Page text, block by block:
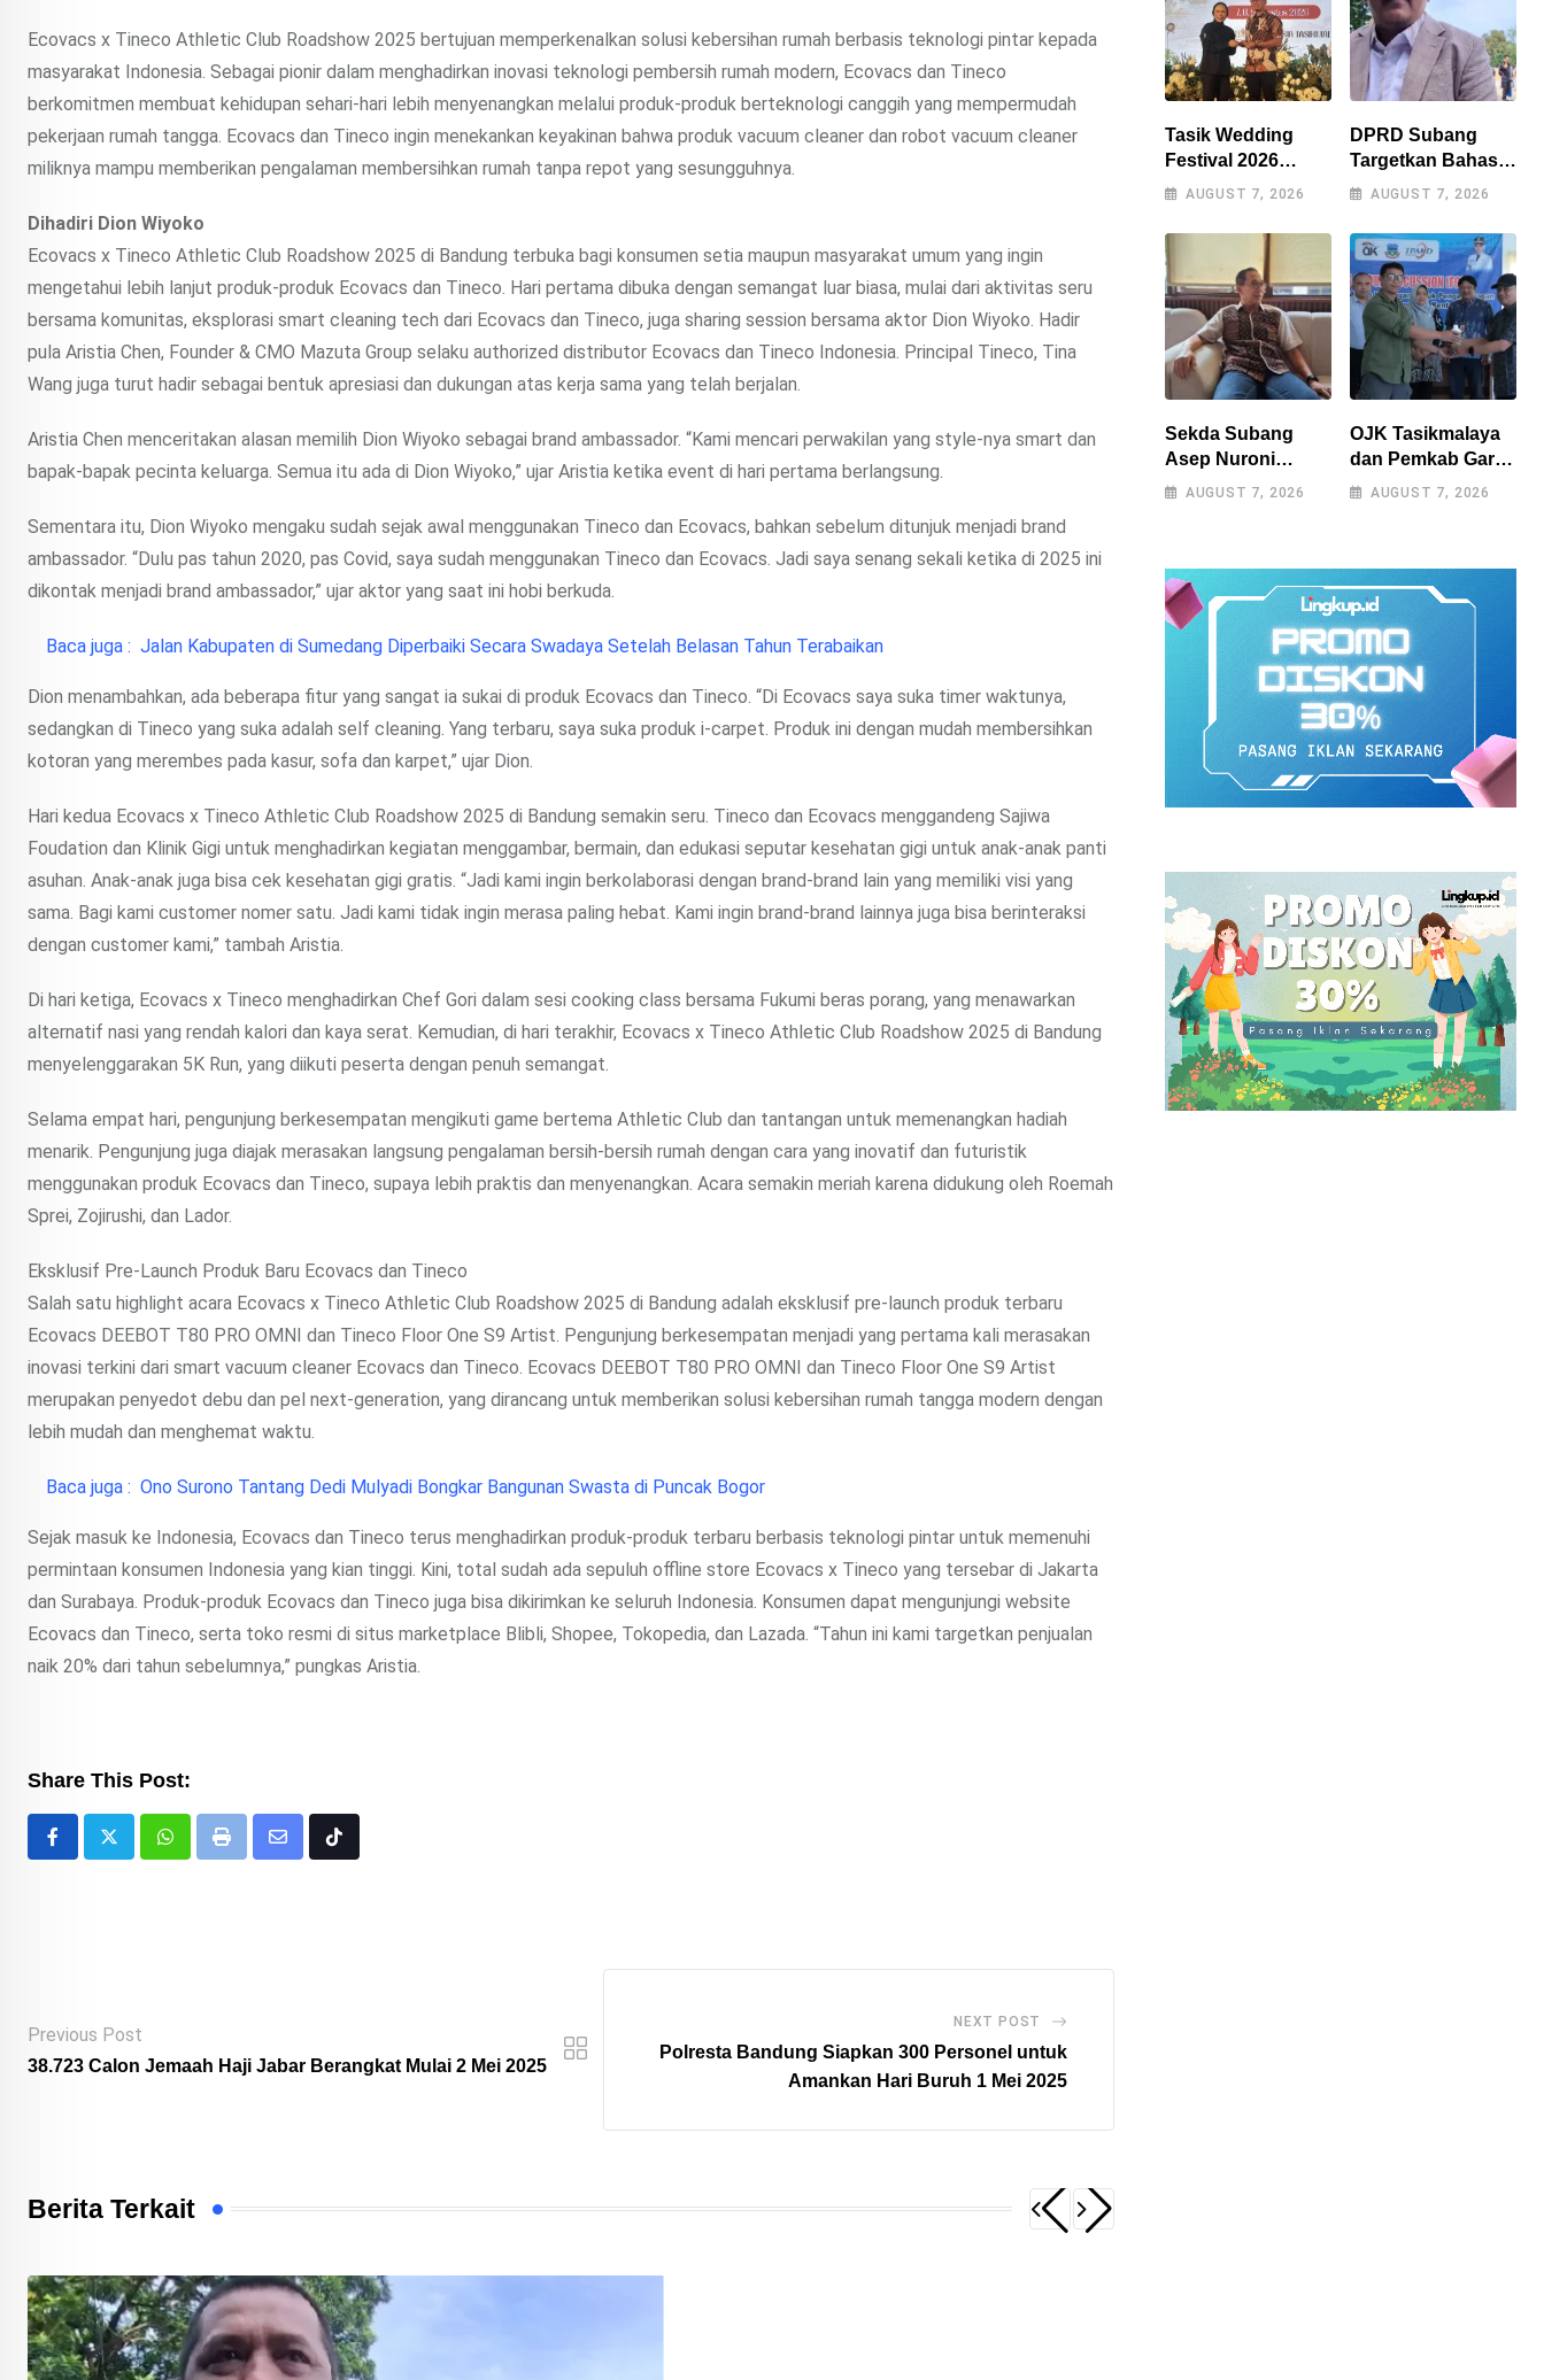
Ecovacs x Tineco Athletic Club Roadshow 2025 bertujuan memperkenalkan solusi kebersihan rumah berbasis teknologi pintar kepada
masyarakat Indonesia. Sebagai pionir dalam menghadirkan inovasi teknologi pembersih rumah modern, Ecovacs dan Tineco
berkomitmen membuat kehidupan sehari-hari lebih menyenangkan melalui produk-produk berteknologi canggih yang mempermudah
pekerjaan rumah tangga. Ecovacs dan Tineco ingin menekankan keyakinan bahwa produk vacuum cleaner dan robot vacuum cleaner
miliknya mampu memberikan pengalaman membersihkan rumah tanpa repot yang sesungguhnya.
Dihadiri Dion Wiyoko
Ecovacs x Tineco Athletic Club Roadshow 2025 di Bandung terbuka bagi konsumen setia maupun masyarakat umum yang ingin
mengetahui lebih lanjut produk-produk Ecovacs dan Tineco. Hari pertama dibuka dengan semangat luar biasa, mulai dari aktivitas seru
bersama komunitas, eksplorasi smart cleaning tech dari Ecovacs dan Tineco, juga sharing session bersama aktor Dion Wiyoko. Hadir
pula Aristia Chen, Founder & CMO Mazuta Group selaku authorized distributor Ecovacs dan Tineco Indonesia. Principal Tineco, Tina
Wang juga turut hadir sebagai bentuk apresiasi dan dukungan atas kerja sama yang telah berjalan.
Aristia Chen menceritakan alasan memilih Dion Wiyoko sebagai brand ambassador. “Kami mencari perwakilan yang style-nya smart dan
bapak-bapak pecinta keluarga. Semua itu ada di Dion Wiyoko,” ujar Aristia ketika event di hari pertama berlangsung.
Sementara itu, Dion Wiyoko mengaku sudah sejak awal menggunakan Tineco dan Ecovacs, bahkan sebelum ditunjuk menjadi brand
ambassador. “Dulu pas tahun 2020, pas Covid, saya sudah menggunakan Tineco dan Ecovacs. Jadi saya senang sekali ketika di 2025 ini
dikontak menjadi brand ambassador,” ujar aktor yang saat ini hobi berkuda.
Baca juga : Jalan Kabupaten di Sumedang Diperbaiki Secara Swadaya Setelah Belasan Tahun Terabaikan
Dion menambahkan, ada beberapa fitur yang sangat ia sukai di produk Ecovacs dan Tineco. “Di Ecovacs saya suka timer waktunya,
sedangkan di Tineco yang suka adalah self cleaning. Yang terbaru, saya suka produk i-carpet. Produk ini dengan mudah membersihkan
kotoran yang merembes pada kasur, sofa dan karpet,” ujar Dion.
Hari kedua Ecovacs x Tineco Athletic Club Roadshow 2025 di Bandung semakin seru. Tineco dan Ecovacs menggandeng Sajiwa
Foudation dan Klinik Gigi untuk menghadirkan kegiatan menggambar, bermain, dan edukasi seputar kesehatan gigi untuk anak-anak panti
asuhan. Anak-anak juga bisa cek kesehatan gigi gratis. “Jadi kami ingin berkolaborasi dengan brand-brand lain yang memiliki visi yang
sama. Bagi kami customer nomer satu. Jadi kami tidak ingin merasa paling hebat. Kami ingin brand-brand lainnya juga bisa berinteraksi
dengan customer kami,” tambah Aristia.
Di hari ketiga, Ecovacs x Tineco menghadirkan Chef Gori dalam sesi cooking class bersama Fukumi beras porang, yang menawarkan
alternatif nasi yang rendah kalori dan kaya serat. Kemudian, di hari terakhir, Ecovacs x Tineco Athletic Club Roadshow 2025 di Bandung
menyelenggarakan 5K Run, yang diikuti peserta dengan penuh semangat.
Selama empat hari, pengunjung berkesempatan mengikuti game bertema Athletic Club dan tantangan untuk memenangkan hadiah
menarik. Pengunjung juga diajak merasakan langsung pengalaman bersih-bersih rumah dengan cara yang inovatif dan futuristik
menggunakan produk Ecovacs dan Tineco, supaya lebih praktis dan menyenangkan. Acara semakin meriah karena didukung oleh Roemah
Sprei, Zojirushi, dan Lador.
Eksklusif Pre-Launch Produk Baru Ecovacs dan Tineco
Salah satu highlight acara Ecovacs x Tineco Athletic Club Roadshow 2025 di Bandung adalah eksklusif pre-launch produk terbaru
Ecovacs DEEBOT T80 PRO OMNI dan Tineco Floor One S9 Artist. Pengunjung berkesempatan menjadi yang pertama kali merasakan
inovasi terkini dari smart vacuum cleaner Ecovacs dan Tineco. Ecovacs DEEBOT T80 PRO OMNI dan Tineco Floor One S9 Artist
merupakan penyedot debu dan pel next-generation, yang dirancang untuk memberikan solusi kebersihan rumah tangga modern dengan
lebih mudah dan menghemat waktu.
Baca juga : Ono Surono Tantang Dedi Mulyadi Bongkar Bangunan Swasta di Puncak Bogor
Sejak masuk ke Indonesia, Ecovacs dan Tineco terus menghadirkan produk-produk terbaru berbasis teknologi pintar untuk memenuhi
permintaan konsumen Indonesia yang kian tinggi. Kini, total sudah ada sepuluh offline store Ecovacs x Tineco yang tersebar di Jakarta
dan Surabaya. Produk-produk Ecovacs dan Tineco juga bisa dikirimkan ke seluruh Indonesia. Konsumen dapat mengunjungi website
Ecovacs dan Tineco, serta toko resmi di situs marketplace Blibli, Shopee, Tokopedia, dan Lazada. “Tahun ini kami targetkan penjualan
naik 20% dari tahun sebelumnya,” pungkas Aristia.
Share This Post:
WhatsappPrint
Share
Tiktok
Previous Post
38.723 Calon Jemaah Haji Jabar Berangkat Mulai 2 Mei 2025
NEXT POST
Polresta Bandung Siapkan 300 Personel untuk
Amankan Hari Buruh 1 Mei 2025
Berita Terkait
Puspahiang
Prioritas
Tasik Wedding
Festival 2026
Resmi Digelar, Wali
Perputaran
Ekonomi Lampaui
Rp15 Miliar
AUGUST 7, 2026
DPRD Subang
Targetkan Bahas 9
Raperda Tahun Ini,
Jadi Kendala
Utama
AUGUST 7, 2026
Sekda Subang
Asep Nuroni
Segera Purna
Jabatan
AUGUST 7, 2026
OJK Tasikmalaya
dan Pemkab Garut
Perkuat Akses
Terintegrasi
AUGUST 7, 2026